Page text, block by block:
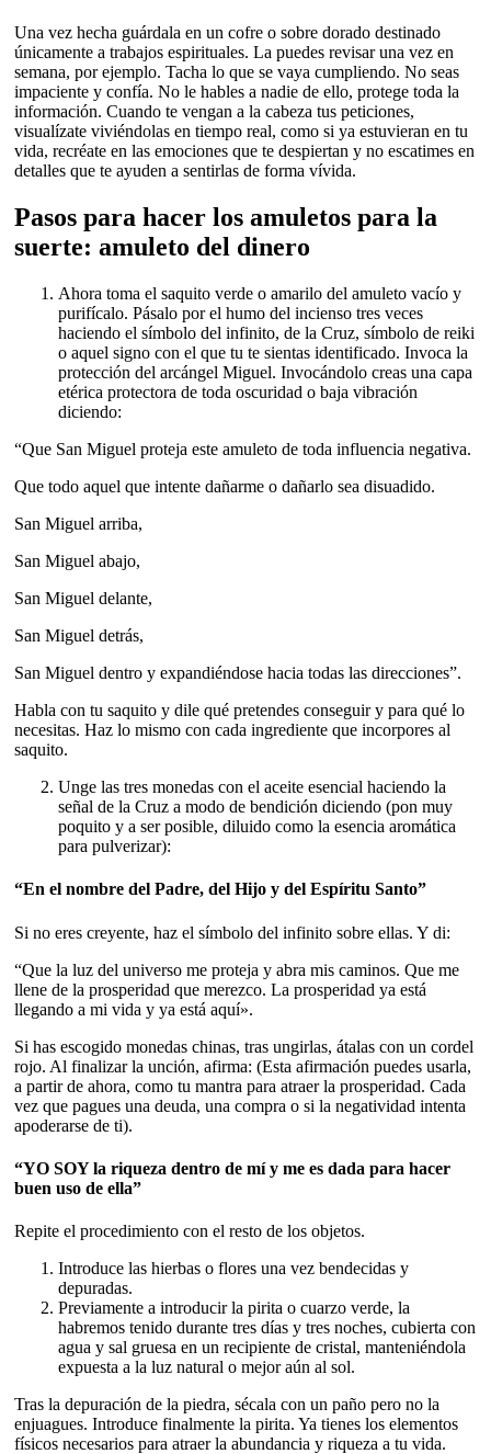
Una vez hecha guárdala en un cofre o sobre dorado destinado
únicamente a trabajos espirituales. La puedes revisar una vez en
semana, por ejemplo. Tacha lo que se vaya cumpliendo. No seas
impaciente y confía. No le hables a nadie de ello, protege toda la
información. Cuando te vengan a la cabeza tus peticiones,
visualízate viviéndolas en tiempo real, como si ya estuvieran en tu
vida, recréate en las emociones que te despiertan y no escatimes en
detalles que te ayuden a sentirlas de forma vívida.
Pasos para hacer los amuletos para la
suerte: amuleto del dinero
Ahora toma el saquito verde o amarilo del amuleto vacío y
purifícalo. Pásalo por el humo del incienso tres veces
haciendo el símbolo del infinito, de la Cruz, símbolo de reiki
o aquel signo con el que tu te sientas identificado. Invoca la
protección del arcángel Miguel. Invocándolo creas una capa
etérica protectora de toda oscuridad o baja vibración
diciendo:
“Que San Miguel proteja este amuleto de toda influencia negativa.
Que todo aquel que intente dañarme o dañarlo sea disuadido.
San Miguel arriba,
San Miguel abajo,
San Miguel delante,
San Miguel detrás,
San Miguel dentro y expandiéndose hacia todas las direcciones”.
Habla con tu saquito y dile qué pretendes conseguir y para qué lo
necesitas. Haz lo mismo con cada ingrediente que incorpores al
saquito.
Unge las tres monedas con el aceite esencial haciendo la
señal de la Cruz a modo de bendición diciendo (pon muy
poquito y a ser posible, diluido como la esencia aromática
para pulverizar):
“En el nombre del Padre, del Hijo y del Espíritu Santo”
Si no eres creyente, haz el símbolo del infinito sobre ellas. Y di:
“Que la luz del universo me proteja y abra mis caminos. Que me
llene de la prosperidad que merezco. La prosperidad ya está
llegando a mi vida y ya está aquí».
Si has escogido monedas chinas, tras ungirlas, átalas con un cordel
rojo. Al finalizar la unción, afirma: (Esta afirmación puedes usarla,
a partir de ahora, como tu mantra para atraer la prosperidad. Cada
vez que pagues una deuda, una compra o si la negatividad intenta
apoderarse de ti).
“YO SOY la riqueza dentro de mí y me es dada para hacer
buen uso de ella”
Repite el procedimiento con el resto de los objetos.
Introduce las hierbas o flores una vez bendecidas y
depuradas.
Previamente a introducir la pirita o cuarzo verde, la
habremos tenido durante tres días y tres noches, cubierta con
agua y sal gruesa en un recipiente de cristal, manteniéndola
expuesta a la luz natural o mejor aún al sol.
Tras la depuración de la piedra, sécala con un paño pero no la
enjuagues. Introduce finalmente la pirita. Ya tienes los elementos
físicos necesarios para atraer la abundancia y riqueza a tu vida.